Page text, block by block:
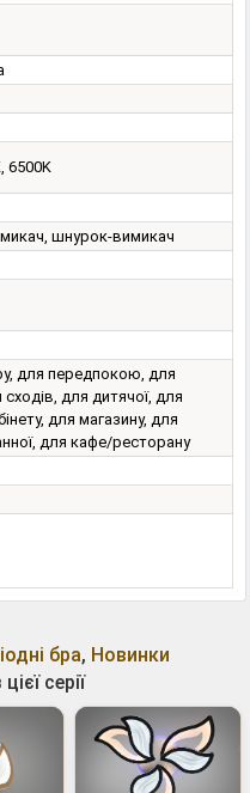
6500K
шнурок-вимикач
для передпокою, для
сходів, для дитячої, для
для магазину, для
для кафе/ресторану
бра, Новинки
серії